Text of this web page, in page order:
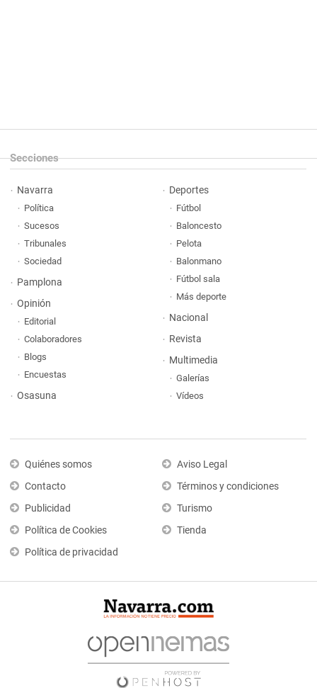
Secciones
Navarra
Política
Sucesos
Tribunales
Sociedad
Pamplona
Opinión
Editorial
Colaboradores
Blogs
Encuestas
Osasuna
Deportes
Fútbol
Baloncesto
Pelota
Balonmano
Fútbol sala
Más deporte
Nacional
Revista
Multimedia
Galerías
Vídeos
Quiénes somos
Contacto
Publicidad
Política de Cookies
Política de privacidad
Aviso Legal
Términos y condiciones
Turismo
Tienda